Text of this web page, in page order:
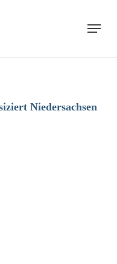
Menu
Niedersachsen